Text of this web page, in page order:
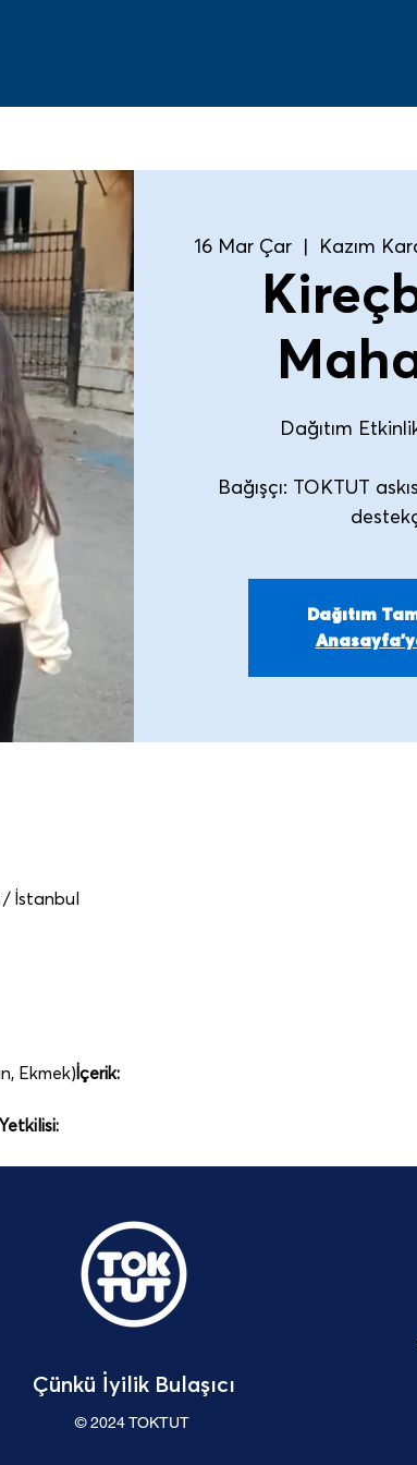
16 Mar Çar
  |
Kazım
Dağıtım
Bağışçı: TOKTUT
Dağıtım
/ İstanbul
Ekmek) İçerik:
Çünkü İyilik Bulaşıcı
© 2024 TOKTUT